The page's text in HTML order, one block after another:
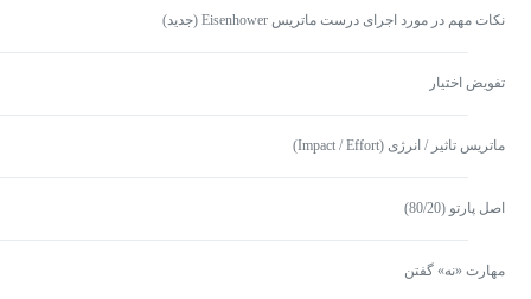
نکات مهم در مورد اجرای درست ماتریس Eisenhower (جدید)
تفویض اختیار
ماتریس تاثیر / انرژی (Impact / Effort)
اصل پارتو (80/20)
مهارت «نه» گفتن